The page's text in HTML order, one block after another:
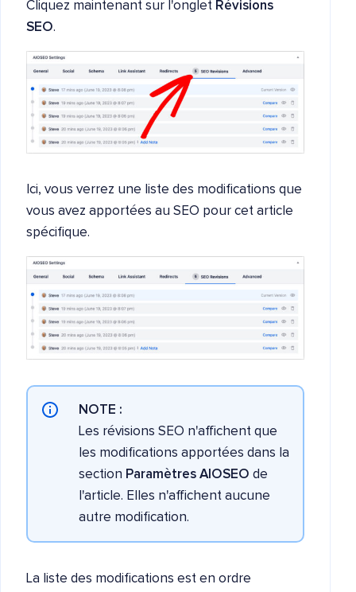
Cliquez maintenant sur l'onglet Révisions
SEO.
Ici, vous verrez une liste des modifications que
vous avez apportées au SEO pour cet article
spécifique.
NOTE :
Les révisions SEO n'affichent que
les modifications apportées dans la
section Paramètres AIOSEO de
l'article. Elles n'affichent aucune
autre modification.
La liste des modifications est en ordre